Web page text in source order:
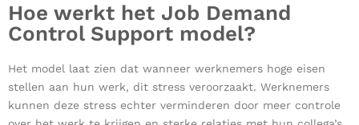
Hoe werkt het Job Demand
Control Support model?
Het model laat zien dat wanneer werknemers hoge eisen
stellen aan hun werk, dit stress veroorzaakt. Werknemers
kunnen deze stress echter verminderen door meer controle